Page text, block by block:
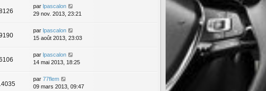
par lpascalon
29 nov. 2013, 23:21
par lpascalon
15 août 2013, 23:03
par lpascalon
14 mai 2013, 18:25
par 77flem
09 mars 2013, 09:47